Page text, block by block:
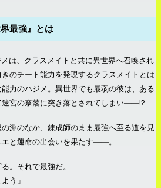
最強』とは
は、クラスメイトと共に異世界へ召喚され
のチート能力を発現するクラスメイトとは
力のハジメ。異世界でも最弱の彼は、ある
迷宮の奈落に突き落とされてしまい――!?
淵のなか、錬成師のまま最強へ至る道を見
と運命の出会いを果たす――。
。それで最強だ。
う」